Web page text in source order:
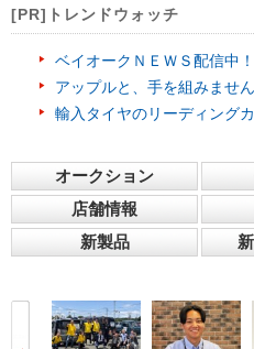
[PR]トレンドウォッチ
ベイオークＮＥＷＳ配信中
アップルと、手を組みませ
輸入タイヤのリーディング
オークション
店舗情報
新製品